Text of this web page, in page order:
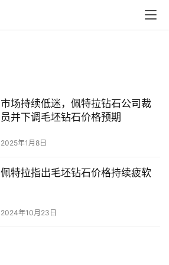
市场持续低迷，佩特拉钻石公司裁
员并下调毛坯钻石价格预期
2025年1月8日
佩特拉指出毛坯钻石价格持续疲软
2024年10月23日